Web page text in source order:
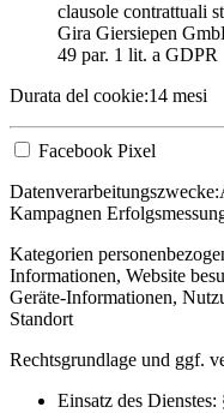
clausole contrattuali
Gira Giersiepen
49 par. 1 lit. a GDPR
Durata del cookie:14 mesi
Facebook Pixel
Datenverarbeitungszwecke:
Kampagnen
Kategorien
Informationen, Website
Geräte-Informationen,
Standort
Rechtsgrundlage und ggf.
Einsatz des